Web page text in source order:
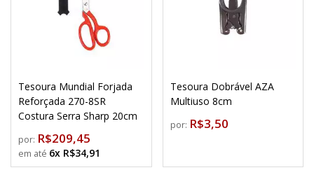
Tesoura Mundial Forjada
Reforçada 270-8SR
Costura Serra Sharp 20cm
por: R$209,45
6x R$34,91
Tesoura Dobrável AZA
Multiuso 8cm
por: R$3,50